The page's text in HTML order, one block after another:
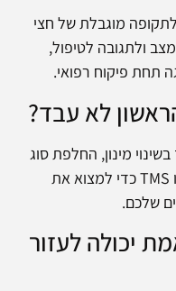
מוגבלת של חצי
ולתגובה לטיפול,
תחת פיקוח רפואי.
לא עבד?
מינון, החלפת סוג
התרופה או שילוב של טכנולוגיות כמו TMS כדי למצוא את
שלכם.
יכולה לעזור